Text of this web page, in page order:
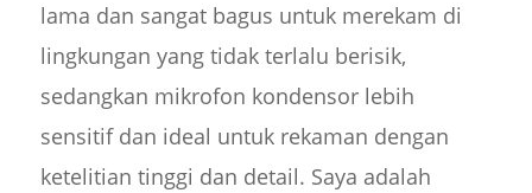
lama dan sangat bagus untuk merekam di
lingkungan yang tidak terlalu berisik,
sedangkan mikrofon kondensor lebih
sensitif dan ideal untuk rekaman dengan
ketelitian tinggi dan detail. Saya adalah